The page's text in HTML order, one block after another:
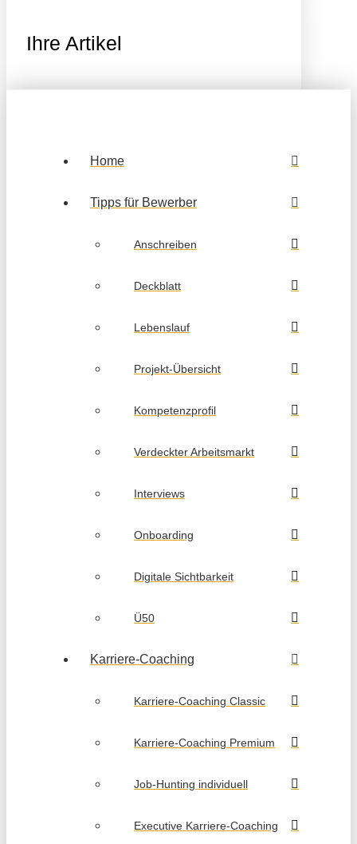
Ihre Artikel
Home
Tipps für Bewerber
Anschreiben
Deckblatt
Lebenslauf
Projekt-Übersicht
Kompetenzprofil
Verdeckter Arbeitsmarkt
Interviews
Onboarding
Digitale Sichtbarkeit
Ü50
Karriere-Coaching
Karriere-Coaching Classic
Karriere-Coaching Premium
Job-Hunting individuell
Executive Karriere-Coaching